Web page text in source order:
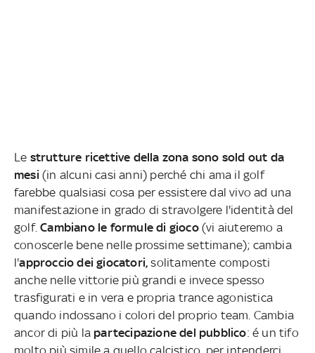
Le strutture ricettive della zona sono sold out da
mesi (in alcuni casi anni) perché chi ama il golf
farebbe qualsiasi cosa per essistere dal vivo ad una
manifestazione in grado di stravolgere l'identità del
golf.Cambiano le formule di gioco(vi aiuteremo a
conoscerle bene nelle prossime settimane); cambia
l'approccio dei giocatori, solitamente composti
anche nelle vittorie più grandi e invece spesso
trasfigurati e in vera e propria trance agonistica
quando indossano i colori del proprio team. Cambia
ancor di più la partecipazione del pubblico: é un tifo
molto più simile a quello calcistico, per intenderci,